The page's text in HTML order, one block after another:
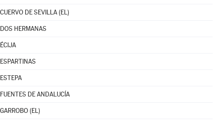
CUERVO DE SEVILLA (EL)
DOS HERMANAS
ÉCIJA
ESPARTINAS
ESTEPA
FUENTES DE ANDALUCÍA
GARROBO (EL)